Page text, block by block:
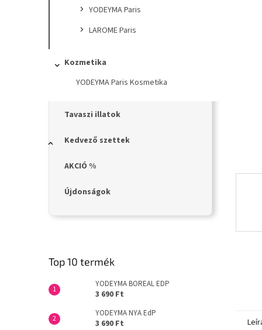
YODEYMA Paris
LAROME Paris
Kozmetika
YODEYMA Paris Kosmetika
Tavaszi illatok
Kedvező szettek
AKCIÓ %
Újdonságok
Top 10 termék
YODEYMA BOREAL EDP
3 690 Ft
YODEYMA NYA EdP
3 690 Ft